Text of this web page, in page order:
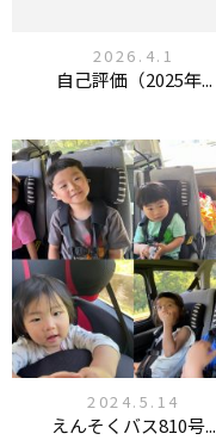
2026.4.1
自己評価（2025年...
2024.5.14
えんそくバス810号...